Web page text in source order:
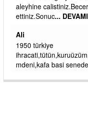
kemer mezarlık altı
giden yola gelin
CÖBEKOĞLU
ibogemici
yaz geldi layyy layyy
diyoruz ağacum yaz